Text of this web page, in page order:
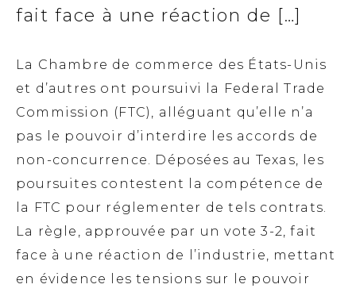
fait face à une réaction de […]
La Chambre de commerce des États-Unis
et d’autres ont poursuivi la Federal Trade
Commission (FTC), alléguant qu’elle n’a
pas le pouvoir d’interdire les accords de
non-concurrence. Déposées au Texas, les
poursuites contestent la compétence de
la FTC pour réglementer de tels contrats.
La règle, approuvée par un vote 3-2, fait
face à une réaction de l’industrie, mettant
en évidence les tensions sur le pouvoir